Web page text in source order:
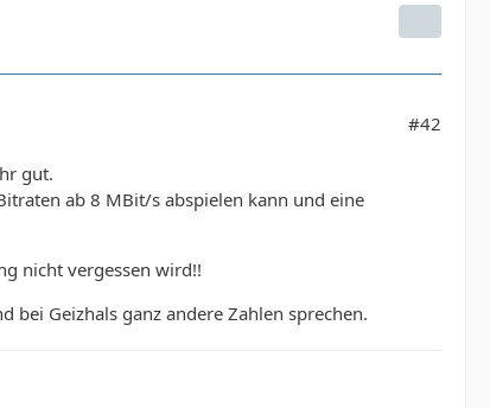
#42
gut.
ab 8 MBit/s abspielen kann und eine
nicht vergessen wird!!
bei Geizhals ganz andere Zahlen sprechen.